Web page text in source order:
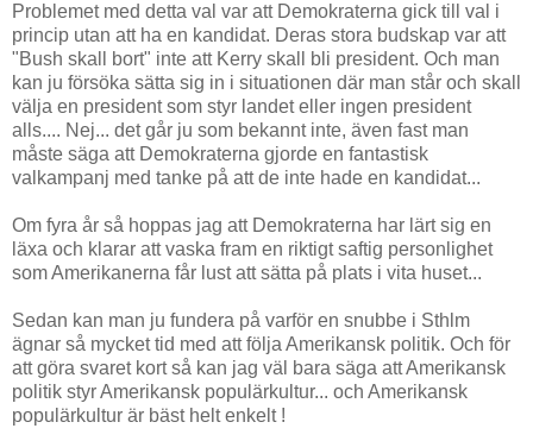
Problemet med detta val var att Demokraterna gick till val i
princip utan att ha en kandidat. Deras stora budskap var att
"Bush skall bort" inte att Kerry skall bli president. Och man
kan ju försöka sätta sig in i situationen där man står och skall
välja en president som styr landet eller ingen president
alls.... Nej... det går ju som bekannt inte, även fast man
måste säga att Demokraterna gjorde en fantastisk
valkampanj med tanke på att de inte hade en kandidat...
Om fyra år så hoppas jag att Demokraterna har lärt sig en
läxa och klarar att vaska fram en riktigt saftig personlighet
som Amerikanerna får lust att sätta på plats i vita huset...
Sedan kan man ju fundera på varför en snubbe i Sthlm
ägnar så mycket tid med att följa Amerikansk politik. Och för
att göra svaret kort så kan jag väl bara säga att Amerikansk
politik styr Amerikansk populärkultur... och Amerikansk
populärkultur är bäst helt enkelt !